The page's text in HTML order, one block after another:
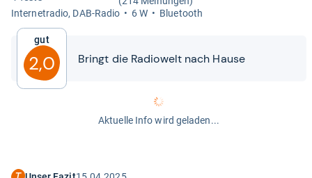
Inter­ne­tra­dio, DAB-​Radio
6 W Blue­tooth
Gut
2,0 Bringt die Radio­welt nach Hause
Aktuelle Info wird geladen...